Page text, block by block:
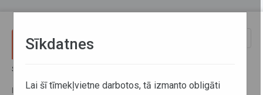
Sākums
pārbrauktuve” īslaicīgi tiks mainīta atrašanās vieta
Sīkdatnes
Lai šī tīmekļvietne darbotos, tā izmanto obligāti